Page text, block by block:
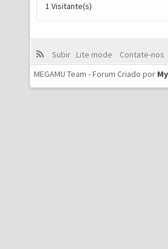
1 Visitante(s)
Subir Lite mode
Contate-nos
MEGAMU Team - Forum Criado por